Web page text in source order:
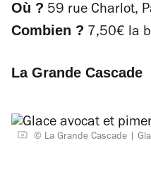
Où ? 59 rue Charlot,
Combien ? 7,50€ la
La Grande Cascade
© La Grande Cascade